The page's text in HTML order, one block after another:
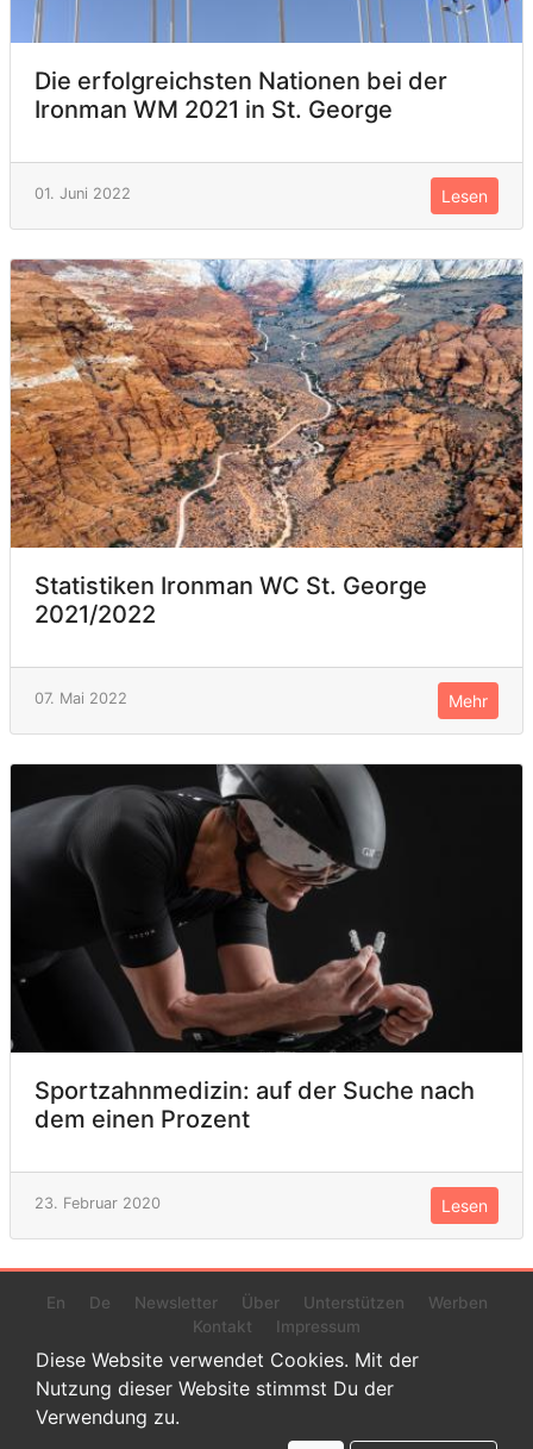
Die erfolgreichsten Nationen bei der
Ironman WM 2021 in St. George
01. Juni 2022 Lesen
Statistiken Ironman WC St. George
2021/2022
07. Mai 2022 Mehr
Sportzahnmedizin: auf der Suche nach
dem einen Prozent
23. Februar 2020 Lesen
En De Newsletter Über Unterstützen
Werben
Kontakt
Impressum
© 2022 www.endurance-data.com - aaa
Dies ist eine Beta-Version. Höchstwahrscheinlich haben sich auf
Diese Website verwendet Cookies. Mit der
Nutzung dieser Website stimmst Du der
Verwendung zu.